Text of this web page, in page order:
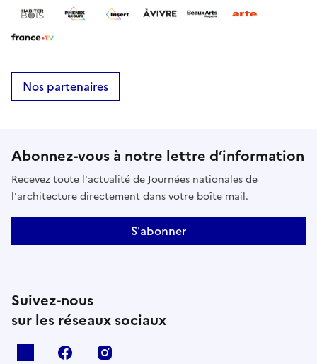
Nos partenaires
Abonnez-vous à notre lettre d’information
Recevez toute l'actualité de Journées nationales de
l'architecture directement dans votre boîte mail.
S'abonner
Suivez-nous
sur les réseaux sociaux
facebook